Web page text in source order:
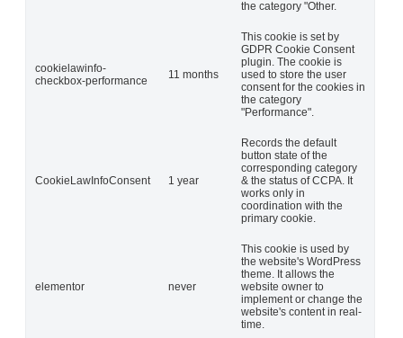
the category "Other.
cookielawinfo-
checkbox-performance
11 months
This cookie is set by
GDPR Cookie Consent
plugin. The cookie is
used to store the user
consent for the cookies in
the category
"Performance".
CookieLawInfoConsent 1 year
Records the default
button state of the
corresponding category
& the status of CCPA. It
works only in
coordination with the
primary cookie.
elementor never
This cookie is used by
the website's WordPress
theme. It allows the
website owner to
implement or change the
website's content in real-
time.